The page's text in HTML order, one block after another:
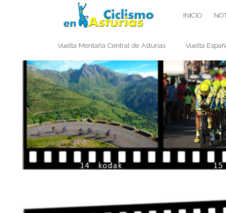
CICLISMO EN ASTURIAS INICIO
Vuelta Montaña Central de Asturias Vuelta